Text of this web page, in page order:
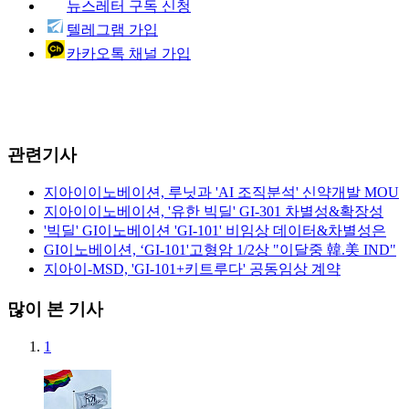
뉴스레터 구독 신청
텔레그램 가입
카카오톡 채널 가입
관련기사
지아이이노베이션, 루닛과 'AI 조직분석' 신약개발 MOU
지아이이노베이션, '유한 빅딜' GI-301 차별성&확장성
'빅딜' GI이노베이션 'GI-101' 비임상 데이터&차별성은
GI이노베이션, ‘GI-101'고형암 1/2상 "이달중 韓.美 IND"
지아이-MSD, 'GI-101+키트루다' 공동임상 계약
많이 본 기사
1